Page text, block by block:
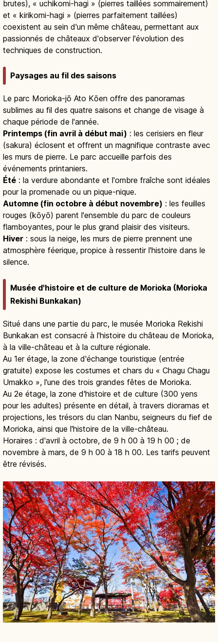
brutes), « uchikomi-hagi » (pierres taillées sommairement)
et « kirikomi-hagi » (pierres parfaitement taillées)
coexistent au sein d'un même château, permettant aux
passionnés de châteaux d'observer l'évolution des
techniques de construction.
Paysages au fil des saisons
Le parc Morioka-jō Ato Kōen offre des panoramas
sublimes au fil des quatre saisons et change de visage à
chaque période de l'année.
Printemps (fin avril à début mai) : les cerisiers en fleur
(sakura) éclosent et offrent un magnifique contraste avec
les murs de pierre. Le parc accueille parfois des
événements printaniers.
Été : la verdure abondante et l'ombre fraîche sont idéales
pour la promenade ou un pique-nique.
Automne (fin octobre à début novembre) : les feuilles
rouges (kōyō) parent l'ensemble du parc de couleurs
flamboyantes, pour le plus grand plaisir des visiteurs.
Hiver : sous la neige, les murs de pierre prennent une
atmosphère féerique, propice à ressentir l'histoire dans le
silence.
Musée d'histoire et de culture de Morioka (Morioka
Rekishi Bunkakan)
Situé dans une partie du parc, le musée Morioka Rekishi
Bunkakan est consacré à l'histoire du château de Morioka,
à la ville-château et à la culture régionale.
Au 1er étage, la zone d'échange touristique (entrée
gratuite) expose les costumes et chars du « Chagu Chagu
Umakko », l'une des trois grandes fêtes de Morioka.
Au 2e étage, la zone d'histoire et de culture (300 yens
pour les adultes) présente en détail, à travers dioramas et
projections, les trésors du clan Nanbu, seigneurs du fief de
Morioka, ainsi que l'histoire de la ville-château.
Horaires : d'avril à octobre, de 9 h 00 à 19 h 00 ; de
novembre à mars, de 9 h 00 à 18 h 00. Les tarifs peuvent
être révisés.